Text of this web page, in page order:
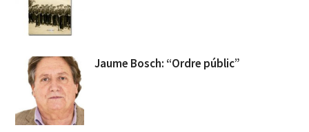
Jaume Bosch: “Ordre públic”